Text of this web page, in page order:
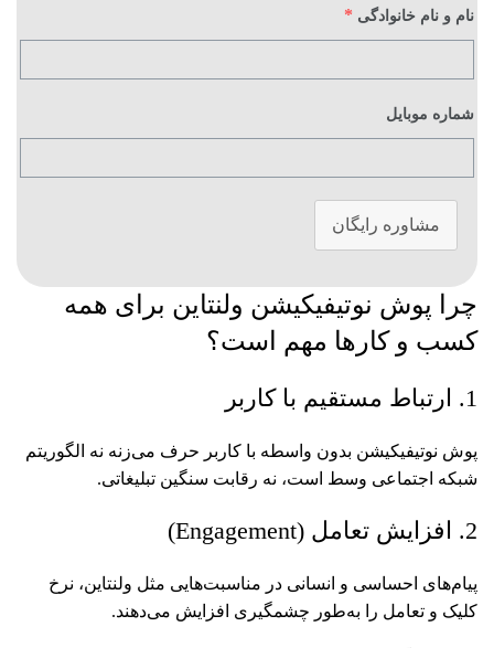
نام و نام خانوادگی *
شماره موبایل
مشاوره رایگان
چرا پوش نوتیفیکیشن ولنتاین برای همه
کسب‌ و کارها مهم است؟
1. ارتباط مستقیم با کاربر
پوش نوتیفیکیشن بدون واسطه با کاربر حرف می‌زنه نه الگوریتم
شبکه اجتماعی وسط است، نه رقابت سنگین تبلیغاتی.
2. افزایش تعامل (Engagement)
پیام‌های احساسی و انسانی در مناسبت‌هایی مثل ولنتاین، نرخ
کلیک و تعامل را به‌طور چشمگیری افزایش می‌دهند.